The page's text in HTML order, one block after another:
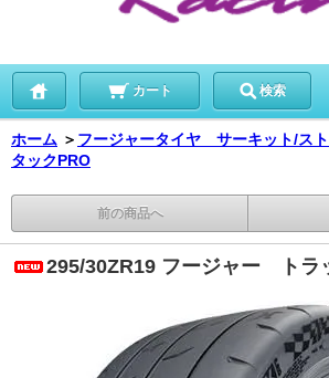
カート 検索
ホーム ＞ フージャータイヤ サーキット/ス
タックPRO
前の商品へ
295/30ZR19 フージャー トラ